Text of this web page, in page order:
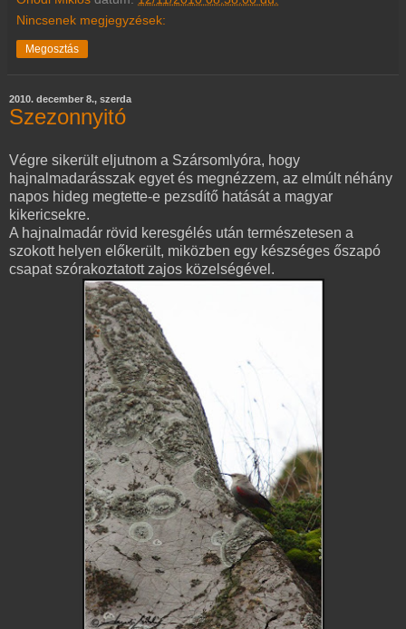
Nincsenek megjegyzések:
Megosztás
2010. december 8., szerda
Szezonnyitó
Végre sikerült eljutnom a Szársomlyóra, hogy
hajnalmadarásszak egyet és megnézzem, az elmúlt néhány
napos hideg megtette-e pezsdítő hatását a magyar
kikericsekre.
A hajnalmadár rövid keresgélés után természetesen a
szokott helyen előkerült, miközben egy készséges őszapó
csapat szórakoztatott zajos közelségével.